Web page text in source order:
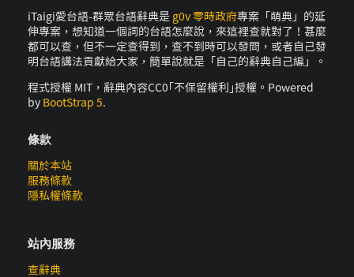
iTaigi愛台語-群眾台語辭典是 g0v 零時政府專案「萌典」的延
伸專案，想知道一個詞的台語怎麼說，來這裡查就對了！甚麼
都可以查，但不一定查得到，查不到時可以發問，或者自己發
明台語講法貢獻給大家，簡單說就是「自己的辭典自己編」。
程式授權 MIT，辭典內容CC0｢不保留權利｣授權。Powered
by BootStrap 5.
條款
關於本站
服務條款
隱私權條款
站內服務
查辭典